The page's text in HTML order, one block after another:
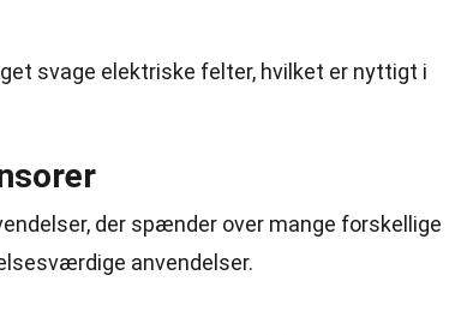
svage elektriske felter, hvilket er nyttigt i
der spænder over mange forskellige
anvendelser.